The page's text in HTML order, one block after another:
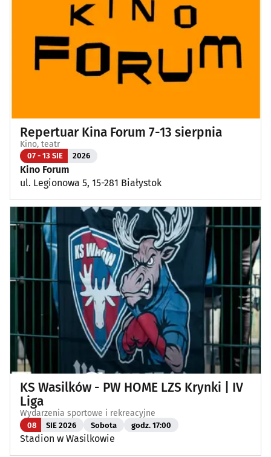
Repertuar Kina Forum 7-13 sierpnia
Kino, teatr
07 - 13 SIE 2026
Kino Forum
ul. Legionowa 5, 15-281 Białystok
KS Wasilków - PW HOME LZS Krynki | IV
Liga
Wydarzenia sportowe i rekreacyjne
08 SIE 2026 Sobota godz. 17:00
Stadion w Wasilkowie